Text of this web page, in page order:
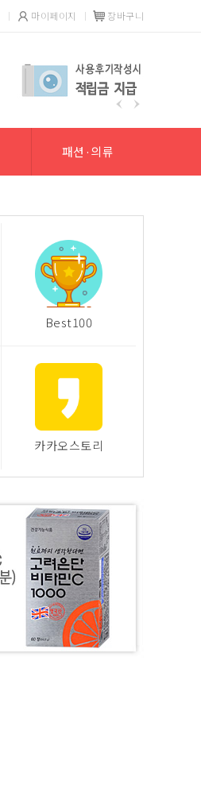
마이페이지 장바구니
패션·의류
Best100
카카오스토리